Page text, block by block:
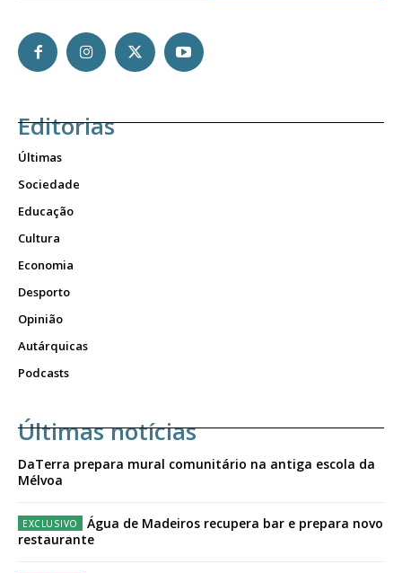
Editorias
Últimas
Sociedade
Educação
Cultura
Economia
Desporto
Opinião
Autárquicas
Podcasts
Últimas notícias
DaTerra prepara mural comunitário na antiga escola da
Mélvoa
Água de Madeiros recupera bar e prepara novo
restaurante